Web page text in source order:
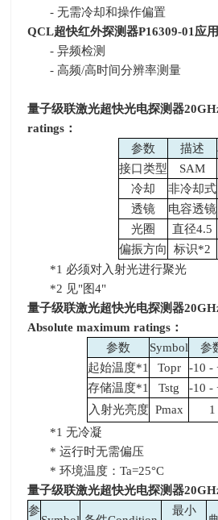
- 无需冷却和操作偏置
QCL超快红外探测器P16309-01 应用
- 异频检测
- 高频/高时间分辨率测量
量子级联激光超快光电探测器
ratings ：
参数
描述
接口类型
SAM
冷却
非冷却式
透镜
电容透镜
光圈
直径4.5
偏振方向
标识*2
*1 必须对入射光进行聚光
*2 见"图4"
量子级联激光超快光电探测器
Absolute maximum ratings ：
参数
Symbol 参
起始温度*1 Topr -10 -
存储温度*1 Tstg -10 -
入射光亮度 Pmax 1
*1 无冷凝
* 运行时无需偏压
* 环境温度：Ta=25°C
量子级联激光超快光电探测器
参
最小